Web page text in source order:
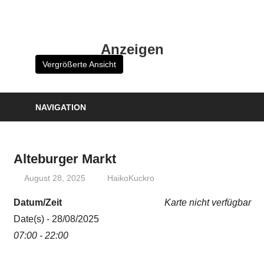
Anzeigen
Vergrößerte Ansicht
NAVIGATION
Alteburger Markt
August 28, 2025 HaikoKuckro
Karte nicht verfügbar
Datum/Zeit
Date(s) - 28/08/2025
07:00 - 22:00